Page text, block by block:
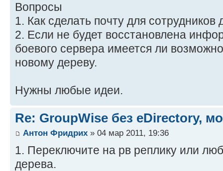
Вопросы
1. Как сделать почту для сотрудников
2. Если не будет восстановлена
боевого сервера имеется ли
новому дереву.
Нужны любые идеи.
Re: GroupWise без eDirectory,
Антон Фридрих » 04 мар 2011, 19:36
1. Переключите на рв реплику или
дерева.